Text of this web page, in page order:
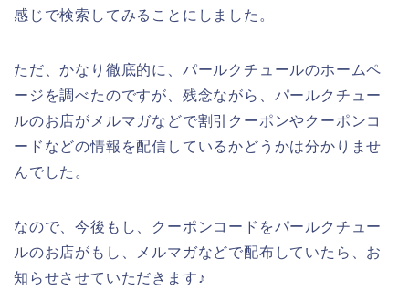
感じで検索してみることにしました。
ただ、かなり徹底的に、パールクチュールのホームペ
ージを調べたのですが、残念ながら、パールクチュー
ルのお店がメルマガなどで割引クーポンやクーポンコ
ードなどの情報を配信しているかどうかは分かりませ
んでした。
なので、今後もし、クーポンコードをパールクチュー
ルのお店がもし、メルマガなどで配布していたら、お
知らせさせていただきます♪